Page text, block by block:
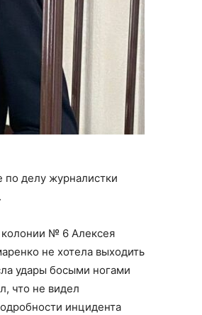
по делу журналистки
колонии № 6 Алексея
не хотела выходить
удары босыми ногами
что не видел
инцидента